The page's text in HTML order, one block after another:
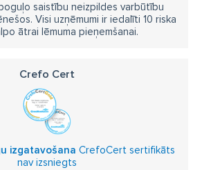
saistību neizpildes varbūtību
Visi uzņēmumi ir iedalīti 10 riska
ātrai lēmuma pieņemšanai.
Crefo Cert
izgatavošana CrefoCert sertifikāts
nav izsniegts